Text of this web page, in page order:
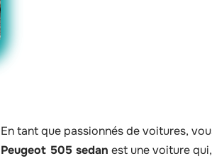
En tant que passionnés de voitures,
Peugeot 505 sedan est une voiture